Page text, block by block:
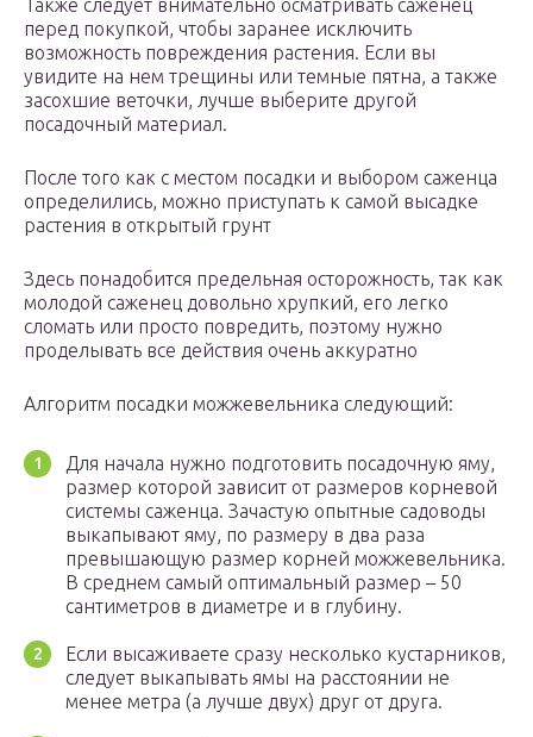
Также следует внимательно осматривать саженец
перед покупкой, чтобы заранее исключить
возможность повреждения растения. Если вы
увидите на нем трещины или темные пятна, а также
засохшие веточки, лучше выберите другой
посадочный материал.
После того как с местом посадки и выбором саженца
определились, можно приступать к самой высадке
растения в открытый грунт
Здесь понадобится предельная осторожность, так как
молодой саженец довольно хрупкий, его легко
сломать или просто повредить, поэтому нужно
проделывать все действия очень аккуратно
Алгоритм посадки можжевельника следующий:
Для начала нужно подготовить посадочную яму,
размер которой зависит от размеров корневой
системы саженца. Зачастую опытные садоводы
выкапывают яму, по размеру в два раза
превышающую размер корней можжевельника.
В среднем самый оптимальный размер – 50
сантиметров в диаметре и в глубину.
Если высаживаете сразу несколько кустарников,
следует выкапывать ямы на расстоянии не
менее метра (а лучше двух) друг от друга.